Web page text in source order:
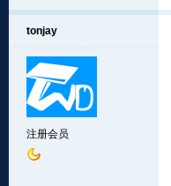
tonjay
注册会员